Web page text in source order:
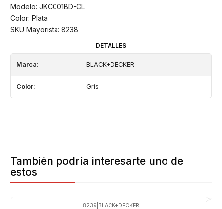
Modelo: JKC001BD-CL
Color: Plata
SKU Mayorista: 8238
DETALLES
Marca: BLACK+DECKER
Color: Gris
También podría interesarte uno de
estos
8239 BLACK+DECKER